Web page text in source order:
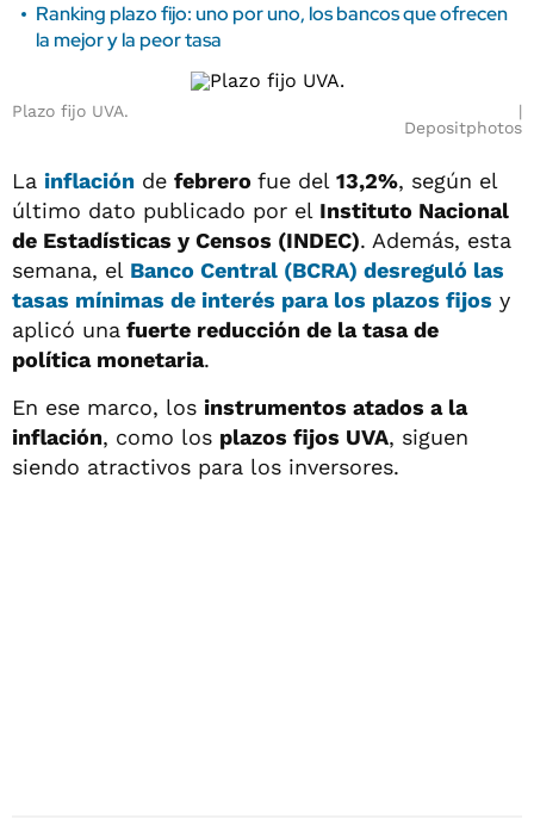
Ranking plazo fijo: uno por uno, los bancos que ofrecen
la mejor y la peor tasa
Plazo fijo UVA.
Depositphotos
La inflación de febrero fue del 13,2%, según el
último dato publicado por el Instituto Nacional
de Estadísticas y Censos (INDEC). Además, esta
semana, el Banco Central (BCRA) desreguló las
tasas mínimas de interés para los plazos fijos y
aplicó una fuerte reducción de la tasa de
política monetaria.
En ese marco, los instrumentos atados a la
inflación, como los plazos fijos UVA, siguen
siendo atractivos para los inversores.